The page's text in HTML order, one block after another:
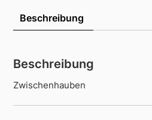
Beschreibung
Beschreibung
Zwischenhauben